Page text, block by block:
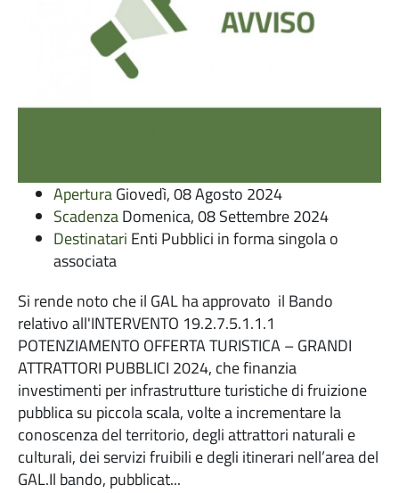
AperturaGiovedì, 08 Agosto 2024
ScadenzaDomenica, 08 Settembre 2024
Destinatari Enti Pubblici in forma singola o
associata
Si rende noto che il GAL ha approvato il Bando
relativo all'INTERVENTO 19.2.7.5.1.1.1
POTENZIAMENTO OFFERTA TURISTICA – GRANDI
ATTRATTORI PUBBLICI 2024, che finanzia
investimenti per infrastrutture turistiche di fruizione
pubblica su piccola scala, volte a incrementare la
conoscenza del territorio, degli attrattori naturali e
culturali, dei servizi fruibili e degli itinerari nell’area del
GAL.Il bando, pubblicat...